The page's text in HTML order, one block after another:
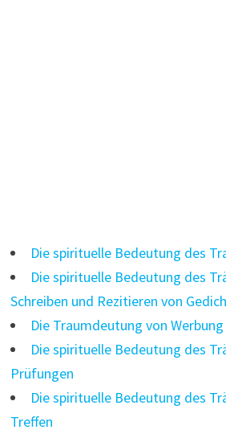
Die spirituelle Bedeutung des
Die spirituelle Bedeutung des
Schreiben und Rezitieren von
Die Traumdeutung von Werbung
Die spirituelle Bedeutung des
Prüfungen
Die spirituelle Bedeutung des
Treffen